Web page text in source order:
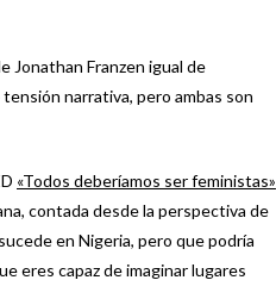
Jonathan Franzen igual de
narrativa, pero ambas son
«Todos deberíamos ser feministas»
contada desde la perspectiva de
en Nigeria, pero que podría
eres capaz de imaginar lugares